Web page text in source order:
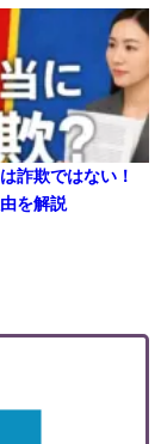
詐欺ではない！
を解説